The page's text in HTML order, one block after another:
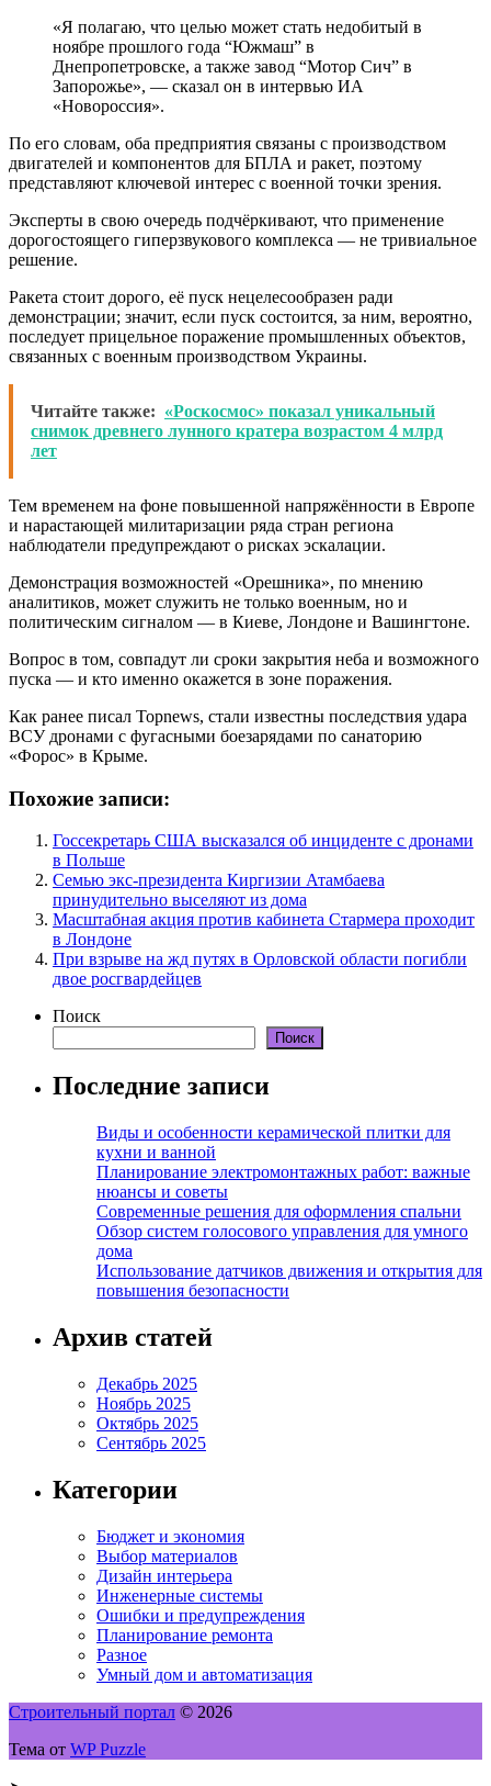
«Я полагаю, что целью может стать недобитый в
ноябре прошлого года “Южмаш” в
Днепропетровске, а также завод “Мотор Сич” в
Запорожье», — сказал он в интервью ИА
«Новороссия».
По его словам, оба предприятия связаны с производством
двигателей и компонентов для БПЛА и ракет, поэтому
представляют ключевой интерес с военной точки зрения.
Эксперты в свою очередь подчёркивают, что применение
дорогостоящего гиперзвукового комплекса — не тривиальное
решение.
Ракета стоит дорого, её пуск нецелесообразен ради
демонстрации; значит, если пуск состоится, за ним, вероятно,
последует прицельное поражение промышленных объектов,
связанных с военным производством Украины.
Читайте также: «Роскосмос» показал уникальный
снимок древнего лунного кратера возрастом 4 млрд
лет
Тем временем на фоне повышенной напряжённости в Европе
и нарастающей милитаризации ряда стран региона
наблюдатели предупреждают о рисках эскалации.
Демонстрация возможностей «Орешника», по мнению
аналитиков, может служить не только военным, но и
политическим сигналом — в Киеве, Лондоне и Вашингтоне.
Вопрос в том, совпадут ли сроки закрытия неба и возможного
пуска — и кто именно окажется в зоне поражения.
Как ранее писал Topnews, стали известны последствия удара
ВСУ дронами с фугасными боезарядами по санаторию
«Форос» в Крыме.
Похожие записи:
Госсекретарь США высказался об инциденте с дронами
в Польше
Семью экс-президента Киргизии Атамбаева
принудительно выселяют из дома
Масштабная акция против кабинета Стармера проходит
в Лондоне
При взрыве на жд путях в Орловской области погибли
двое росгвардейцев
Поиск
Поиск
Последние записи
Виды и особенности керамической плитки для
кухни и ванной
Планирование электромонтажных работ: важные
нюансы и советы
Современные решения для оформления спальни
Обзор систем голосового управления для умного
дома
Использование датчиков движения и открытия для
повышения безопасности
Архив статей
Декабрь 2025
Ноябрь 2025
Октябрь 2025
Сентябрь 2025
Категории
Бюджет и экономия
Выбор материалов
Дизайн интерьера
Инженерные системы
Ошибки и предупреждения
Планирование ремонта
Разное
Умный дом и автоматизация
Строительный портал © 2026
Тема от WP Puzzle